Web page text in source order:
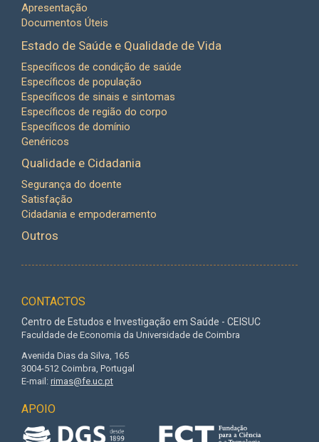
Apresentação
Documentos Úteis
Estado de Saúde e Qualidade de Vida
Específicos de condição de saúde
Específicos de população
Específicos de sinais e sintomas
Específicos de região do corpo
Específicos de domínio
Genéricos
Qualidade e Cidadania
Segurança do doente
Satisfação
Cidadania e empoderamento
Outros
CONTACTOS
Centro de Estudos e Investigação em Saúde - CEISUC
Faculdade de Economia da Universidade de Coimbra
Avenida Dias da Silva, 165
3004-512 Coimbra, Portugal
E-mail: rimas@fe.uc.pt
APOIO